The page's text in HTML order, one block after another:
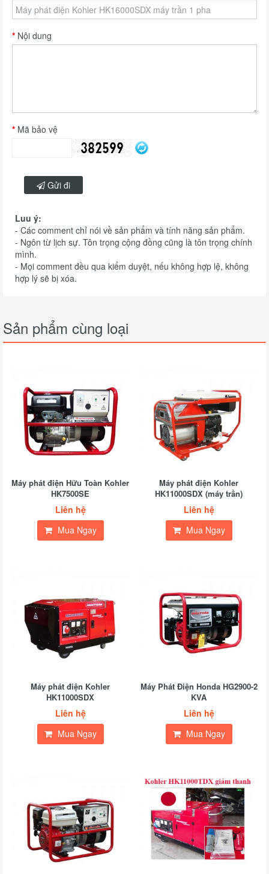
Nội dung
Mã bảo vệ
Gửi đi
Luu ý:
- Các comment chỉ nói về sản phẩm và tính năng sản phẩm.
- Ngôn từ lịch sự. Tôn trọng cộng đồng cũng là tôn trọng chính
mình.
- Mọi comment đều qua kiểm duyệt, nếu không hợp lệ, không
hợp lý sẽ bị xóa.
Sản phẩm cùng loại
Máy phát điện Hữu Toàn Kohler
HK7500SE
Liên hệ
Mua Ngay
Máy phát điện Kohler
HK11000SDX (máy trần)
Liên hệ
Mua Ngay
Máy phát điện Kohler
HK11000SDX
Liên hệ
Mua Ngay
Máy Phát Điện Honda HG2900-2
KVA
Liên hệ
Mua Ngay